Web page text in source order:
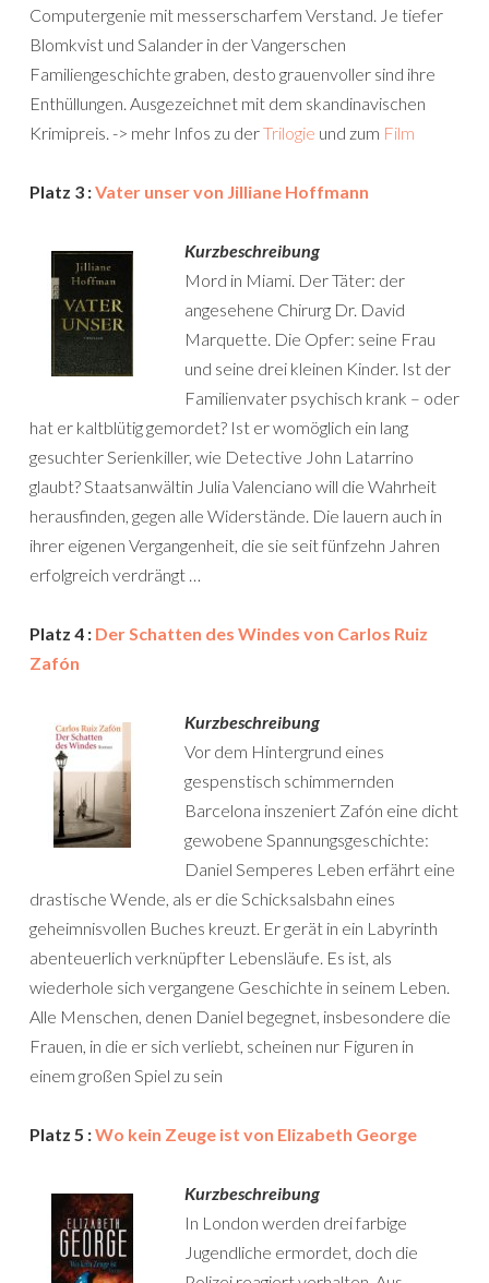
Computergenie mit messerscharfem Verstand. Je tiefer
Blomkvist und Salander in der Vangerschen
Familiengeschichte graben, desto grauenvoller sind ihre
Enthüllungen. Ausgezeichnet mit dem skandinavischen
Krimipreis. -> mehr Infos zu derTrilogie und zum Film
Platz 3 :Vater unser von Jilliane Hoffmann
Kurzbeschreibung
Mord in Miami. Der Täter: der
angesehene Chirurg Dr. David
Marquette. Die Opfer: seine Frau
und seine drei kleinen Kinder. Ist der
Familienvater psychisch krank – oder
hat er kaltblütig gemordet? Ist er womöglich ein lang
gesuchter Serienkiller, wie Detective John Latarrino
glaubt? Staatsanwältin Julia Valenciano will die Wahrheit
herausfinden, gegen alle Widerstände. Die lauern auch in
ihrer eigenen Vergangenheit, die sie seit fünfzehn Jahren
erfolgreich verdrängt …
Platz 4 : Der Schatten des Windes von Carlos Ruiz
Zafón
Kurzbeschreibung
Vor dem Hintergrund eines
gespenstisch schimmernden
Barcelona inszeniert Zafón eine dicht
gewobene Spannungsgeschichte:
Daniel Semperes Leben erfährt eine
drastische Wende, als er die Schicksalsbahn eines
geheimnisvollen Buches kreuzt. Er gerät in ein Labyrinth
abenteuerlich verknüpfter Lebensläufe. Es ist, als
wiederhole sich vergangene Geschichte in seinem Leben.
Alle Menschen, denen Daniel begegnet, insbesondere die
Frauen, in die er sich verliebt, scheinen nur Figuren in
einem großen Spiel zu sein
Platz 5 :Wo kein Zeuge ist von Elizabeth George
Kurzbeschreibung
In London werden drei farbige
Jugendliche ermordet, doch die